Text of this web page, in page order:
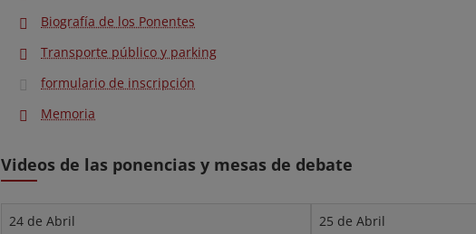
Biografía de los Ponentes
Transporte público y parking
formulario de inscripción
Memoria
Videos de las ponencias y mesas de debate
24 de Abril 25 de Abril